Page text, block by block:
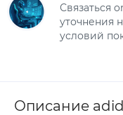
Связаться
уточнения
условий
Описание